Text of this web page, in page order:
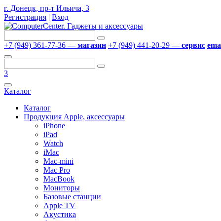
г. Донецк, пр-т Ильича, 3
Регистрация | Вход
+7 (949) 361-77-36 — магазин +7 (949) 441-20-29 — сервис
3
Каталог
Каталог
Продукция Apple, аксессуары
iPhone
iPad
Watch
iMac
Mac-mini
Mac Pro
MacBook
Мониторы
Базовые станции
Apple TV
Акустика